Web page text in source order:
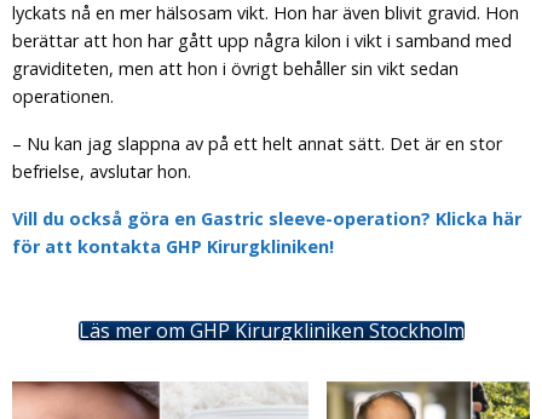
lyckats nå en mer hälsosam vikt. Hon har även blivit gravid. Hon
berättar att hon har gått upp några kilon i vikt i samband med
graviditeten, men att hon i övrigt behåller sin vikt sedan
operationen.
– Nu kan jag slappna av på ett helt annat sätt. Det är en stor
befrielse, avslutar hon.
Vill du också göra en Gastric sleeve-operation? Klicka här
för att kontakta GHP Kirurgkliniken!
Läs mer om GHP Kirurgkliniken Stockholm